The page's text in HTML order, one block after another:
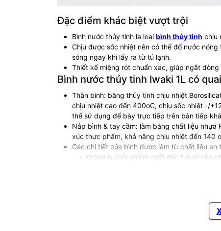
Đặc điểm khác biệt vượt trội
Bình nước thủy tinh là loại bình thủy tinh chịu
Chịu được sốc nhiệt nên có thể đổ nước
sóng ngay khi lấy ra từ tủ lạnh.
Thiết kế miệng rót chuẩn xác, giúp ngắt
Bình nước thủy tinh Iwaki 1L có
Thân bình: bằng thủy tinh chịu nhiệt
chịu nhiệt cao đến 400oC, chịu sốc nhiệt -/
thể sử dụng để bày trực tiếp trên bàn tiếp
Nắp bình & tay cầm: làm bằng chất liệu nhựa
xúc thực phẩm, khả năng chịu nhiệt đến 140
Các chi tiết của bình được làm từ chất liệu an
+ Không bị thôi nhiễm chất độc hại từ sản